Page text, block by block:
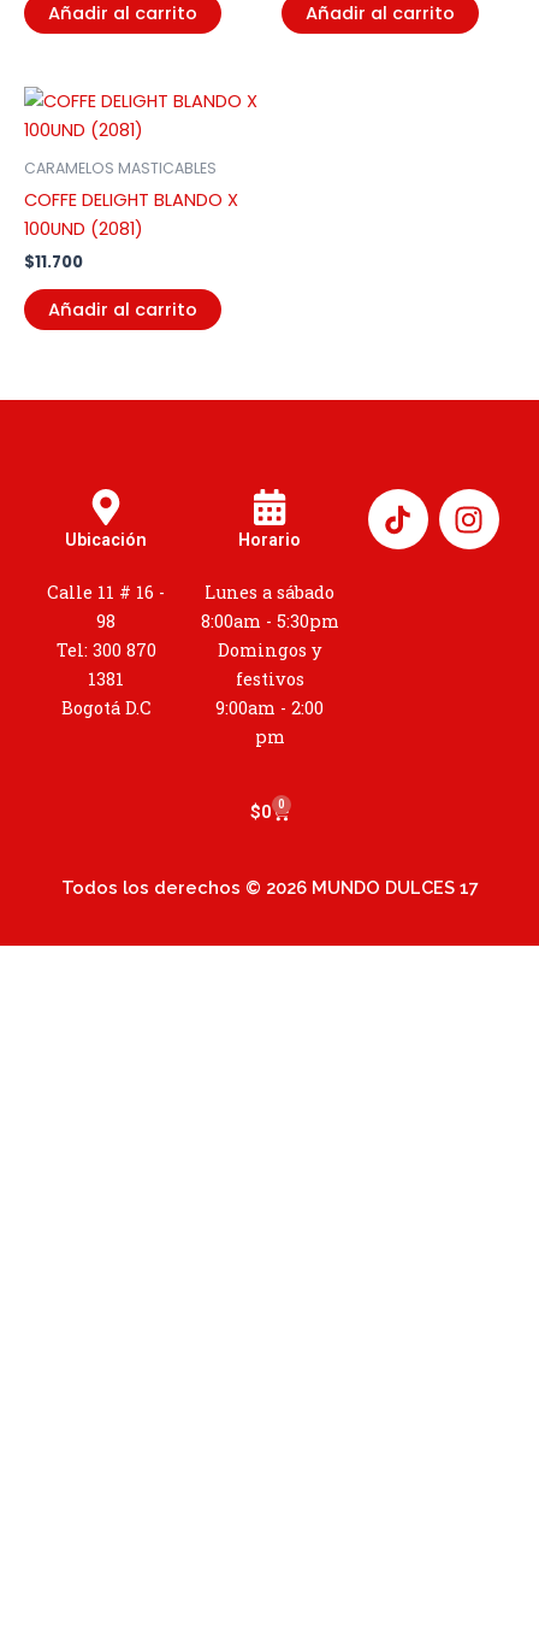
Añadir al carrito Añadir al carrito
CARAMELOS MASTICABLES
COFFE DELIGHT BLANDO X
100UND (2081)
$11.700
Añadir al carrito
Ubicación
Calle 11 # 16 -
98
Tel: 300 870
1381
Bogotá D.C
Horario
Lunes a sábado
8:00am - 5:30pm
Domingos y
festivos
9:00am - 2:00
pm
I
n
s
$0 0
Cart
Todos los derechos © 2026 MUNDO DULCES 17